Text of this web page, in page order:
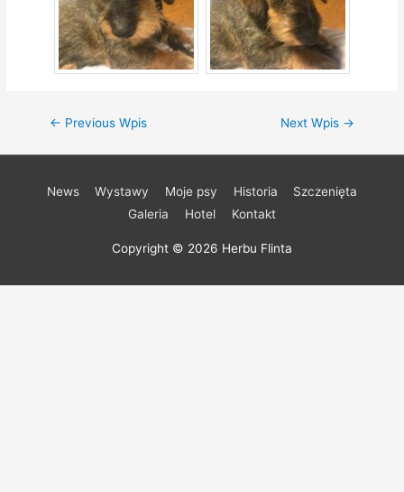
Nawigacja
wpisu
← Previous Wpis Next Wpis →
News Wystawy Moje psy Historia
Szczenięta
Galeria
Hotel Kontakt
Copyright © 2026 Herbu Flinta